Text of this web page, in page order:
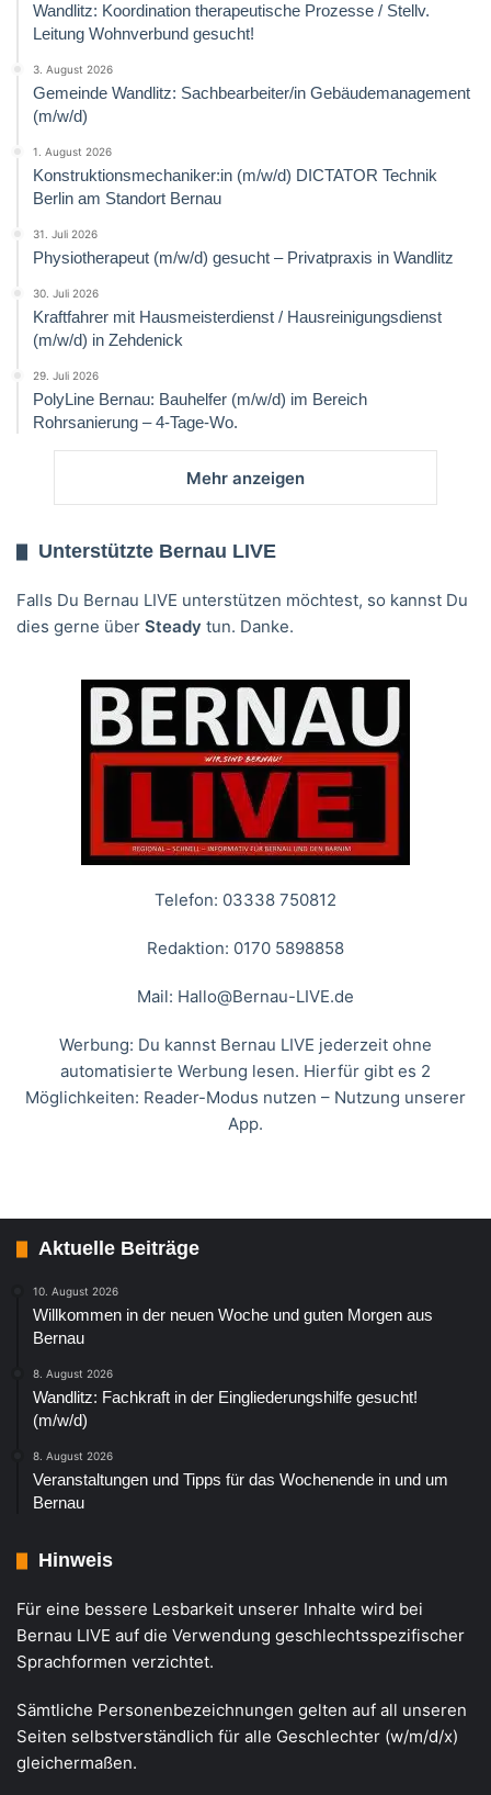
Wandlitz: Koordination therapeutische Prozesse / Stellv.
Leitung Wohnverbund gesucht!
3. August 2026
Gemeinde Wandlitz: Sachbearbeiter/in Gebäudemanagement
(m/w/d)
1. August 2026
Konstruktionsmechaniker:in (m/w/d) DICTATOR Technik
Berlin am Standort Bernau
31. Juli 2026
Physiotherapeut (m/w/d) gesucht – Privatpraxis in Wandlitz
30. Juli 2026
Kraftfahrer mit Hausmeisterdienst / Hausreinigungsdienst
(m/w/d) in Zehdenick
29. Juli 2026
PolyLine Bernau: Bauhelfer (m/w/d) im Bereich
Rohrsanierung – 4-Tage-Wo.
Mehr anzeigen
Unterstützte Bernau LIVE
Falls Du Bernau LIVE unterstützen möchtest, so kannst Du
dies gerne über Steady tun. Danke.
Telefon: 03338 750812
Redaktion: 0170 5898858
Mail: Hallo@Bernau-LIVE.de
Werbung: Du kannst Bernau LIVE jederzeit ohne
automatisierte Werbung lesen. Hierfür gibt es 2
Möglichkeiten: Reader-Modus nutzen – Nutzung unserer
App.
Aktuelle Beiträge
10. August 2026
Willkommen in der neuen Woche und guten Morgen aus
Bernau
8. August 2026
Wandlitz: Fachkraft in der Eingliederungshilfe gesucht!
(m/w/d)
8. August 2026
Veranstaltungen und Tipps für das Wochenende in und um
Bernau
Hinweis
Für eine bessere Lesbarkeit unserer Inhalte wird bei
Bernau LIVE auf die Verwendung geschlechtsspezifischer
Sprachformen verzichtet.
Sämtliche Personenbezeichnungen gelten auf all unseren
Seiten selbstverständlich für alle Geschlechter (w/m/d/x)
gleichermaßen.